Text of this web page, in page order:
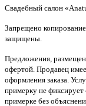
Свадебный салон
Запрещено
защищены.
Предложения,
офертой. Продавец
оформления заказа.
примерку не фиксирует
примерке без